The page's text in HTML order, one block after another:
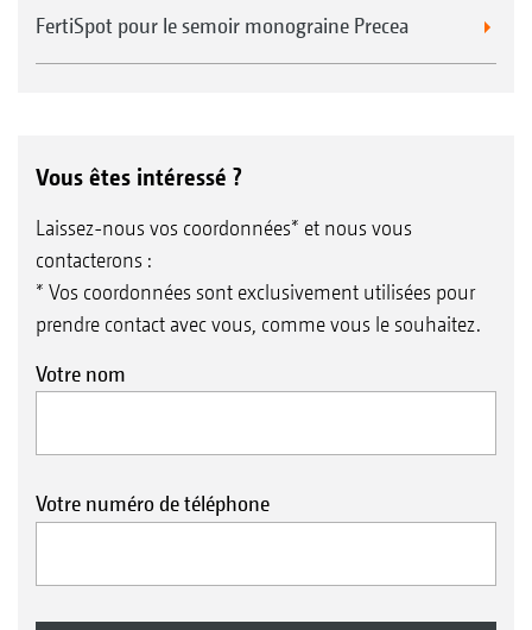
FertiSpot pour le semoir monograine Precea
Vous êtes intéressé ?
Laissez-nous vos coordonnées* et nous vous
contacterons :
* Vos coordonnées sont exclusivement utilisées pour
prendre contact avec vous, comme vous le souhaitez.
Votre nom
Votre numéro de téléphone